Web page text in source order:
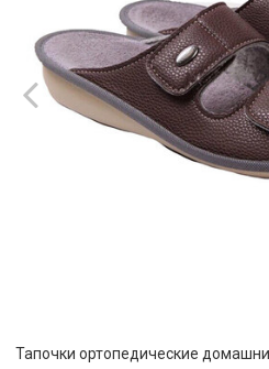
Тапочки ортопедические